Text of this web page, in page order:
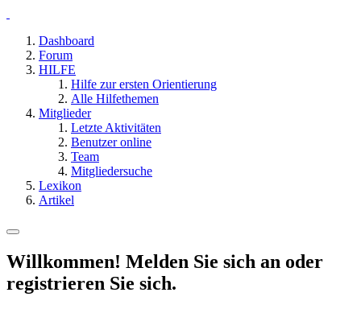
Dashboard
Forum
HILFE
Hilfe zur ersten Orientierung
Alle Hilfethemen
Mitglieder
Letzte Aktivitäten
Benutzer online
Team
Mitgliedersuche
Lexikon
Artikel
Willkommen! Melden Sie sich an oder
registrieren Sie sich.